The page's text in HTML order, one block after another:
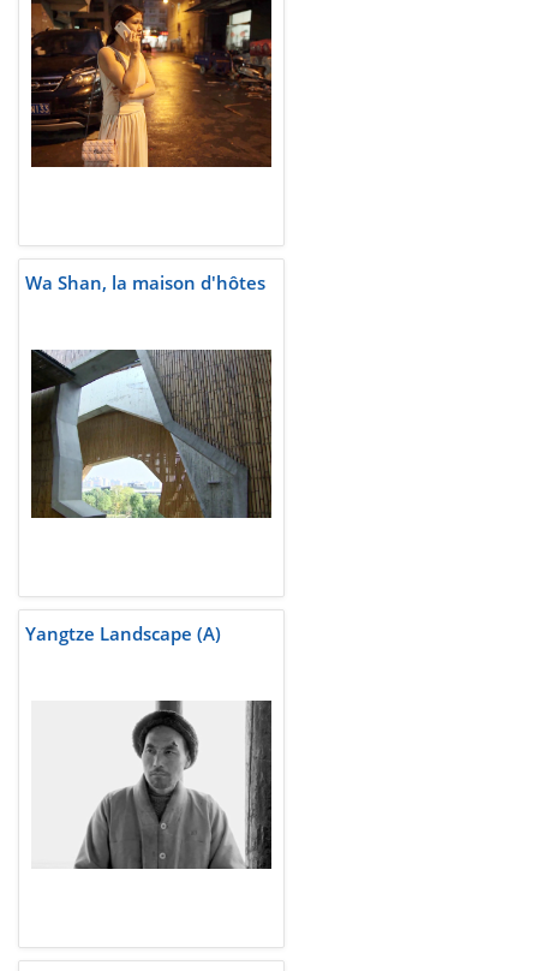
Wa Shan, la maison d'hôtes
Yangtze Landscape (A)